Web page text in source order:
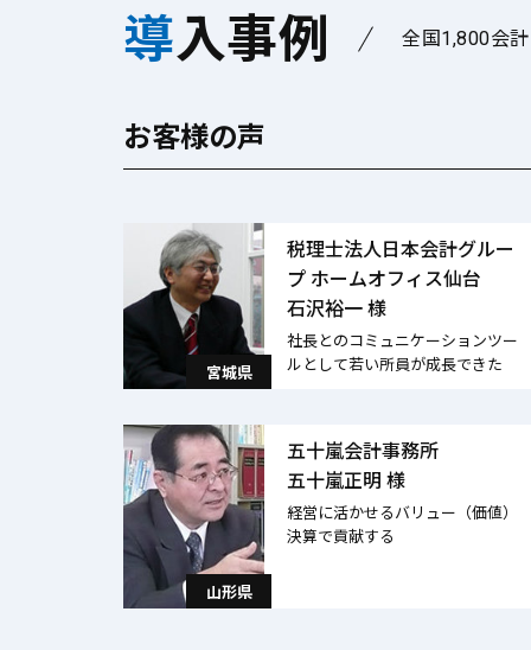
導入事例 全国1,800会
お客様の声
税理士法人日本会計グルー
プ ホームオフィス仙台
石沢裕一 様
社長とのコミュニケーションツー
ルとして若い所員が成長できた
宮城県
五十嵐会計事務所
五十嵐正明 様
経営に活かせるバリュー（価値）
決算で貢献する
山形県